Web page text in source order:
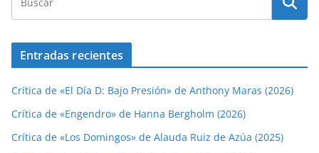
Entradas recientes
Crítica de «El Día D: Bajo Presión» de Anthony Maras (2026)
Crítica de «Engendro» de Hanna Bergholm (2026)
Crítica de «Los Domingos» de Alauda Ruiz de Azúa (2025)